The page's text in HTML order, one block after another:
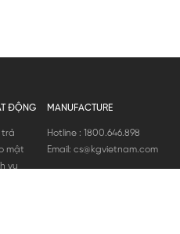
ĐỘNG
trả
mật
vụ
MANUFACTURE
Hotline : 1800.646.898
Email: cs@kgvietnam.com